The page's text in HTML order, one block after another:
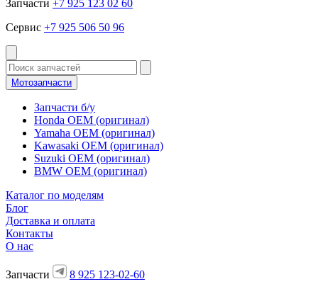
Запчасти +7 925 123 02 60
Сервис +7 925 506 50 96
Мотозапчасти
Запчасти б/у
Honda OEM (оригинал)
Yamaha OEM (оригинал)
Kawasaki OEM (оригинал)
Suzuki OEM (оригинал)
BMW OEM (оригинал)
Каталог по моделям
Блог
Доставка и оплата
Контакты
О нас
Запчасти 8 925 123-02-60